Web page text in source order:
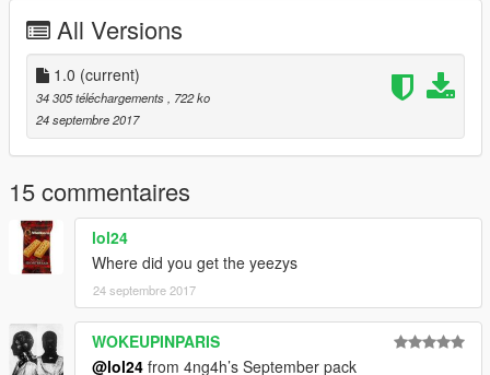
All Versions
1.0 (current)
34 305 téléchargements
, 722 ko
24 septembre 2017
15 commentaires
lol24
Where did you get the yeezys
24 septembre 2017
WOKEUPINPARIS
@lol24 from 4ng4h’s September pack